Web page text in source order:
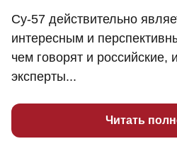
Су-57 действительно
интересным и
чем говорят и российские,
эксперты...
Читать